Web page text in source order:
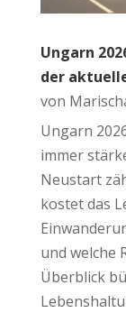
Ungarn
der
von
Ungarn
immer
Neustart
kostet das
und welche
Überblick